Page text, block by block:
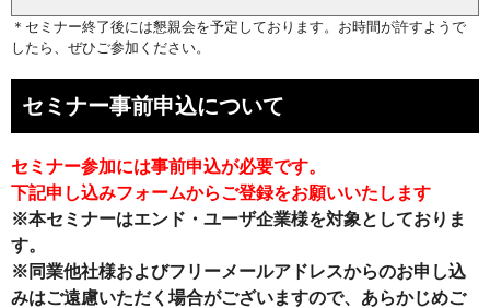
＊セミナー終了後には懇親会を予定しております。お時間が許すようで
したら、ぜひご参加ください。
セミナー事前申込について
セミナー参加には事前申込が必要です。
下記申し込みフォームからご登録をお願いいたします
※本セミナーはエンド・ユーザ企業様を対象としておりま
す。
※同業他社様およびフリーメールアドレスからのお申し込
みはご遠慮いただく場合がございますので、あらかじめご